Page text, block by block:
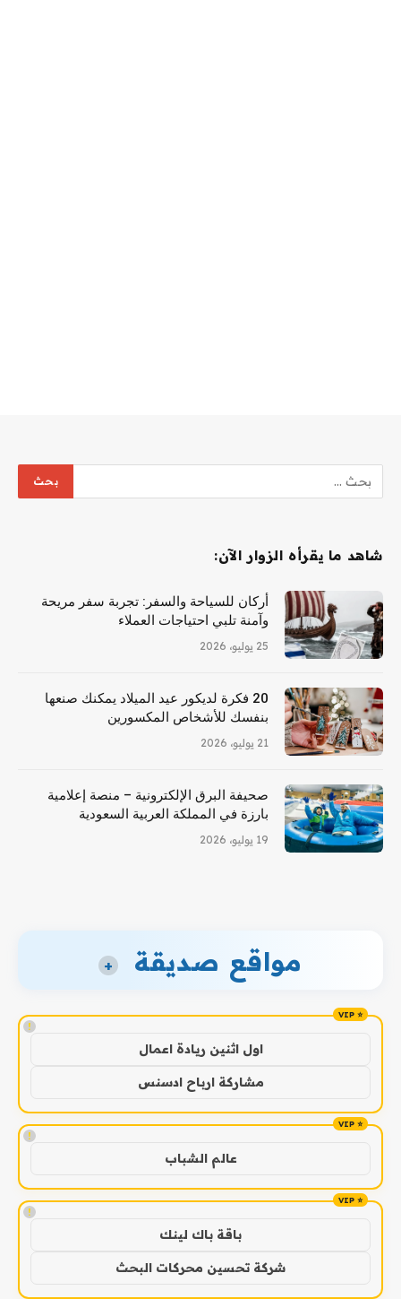
شاهد ما يقرأه الزوار الآن:
أركان للسياحة والسفر: تجربة سفر مريحة
وآمنة تلبي احتياجات العملاء
25 يوليو، 2026
20 فكرة لديكور عيد الميلاد يمكنك صنعها
بنفسك للأشخاص المكسورين
21 يوليو، 2026
صحيفة البرق الإلكترونية – منصة إعلامية
بارزة في المملكة العربية السعودية
19 يوليو، 2026
مواقع صديقة +
!
اول اثنين ريادة اعمال
مشاركة ارباح ادسنس
!
عالم الشباب
!
باقة باك لينك
شركة تحسين محركات البحث